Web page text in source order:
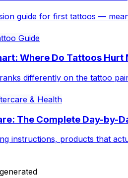
guide for first tattoos —
Guide
Where Do Tattoos Hurt
differently on the tattoo
& Health
The Complete Day-by-
instructions, products that